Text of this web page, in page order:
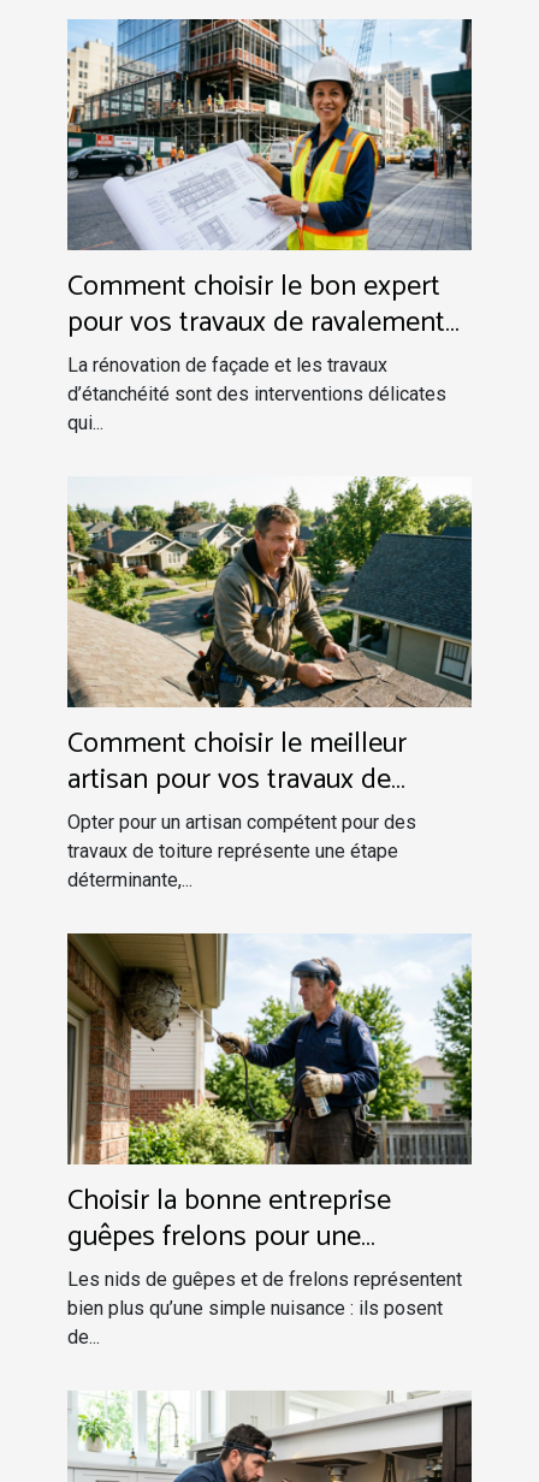
Comment choisir le bon expert
pour vos travaux de ravalement
et étanchéité?
La rénovation de façade et les travaux
d’étanchéité sont des interventions délicates
qui...
Comment choisir le meilleur
artisan pour vos travaux de
toiture ?
Opter pour un artisan compétent pour des
travaux de toiture représente une étape
déterminante,...
Choisir la bonne entreprise
guêpes frelons pour une
intervention sécurisée
Les nids de guêpes et de frelons représentent
bien plus qu’une simple nuisance : ils posent
de...